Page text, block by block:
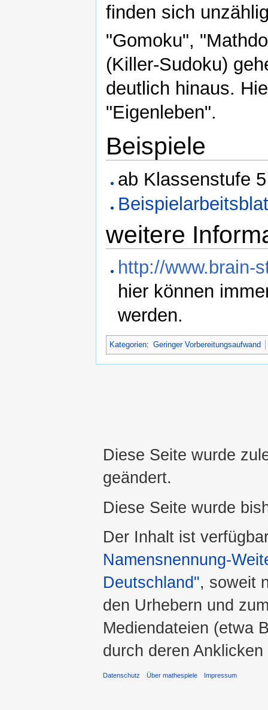
finden sich
"Gomoku",
(Killer-Sudoku)
deutlich hinaus.
"Eigenleben".
Beispiele
ab Klassenstufe 5
weitere
http://www.brain-
hier können
werden.
Kategorien: Geringer Vorbereitungsaufwand
Diese Seite wurde
geändert.
Diese Seite wurde
Der Inhalt ist
Namensnennung-
Deutschland", soweit
den Urhebern und
Mediendateien (etwa
durch deren
Datenschutz Über mathespiele Impressum